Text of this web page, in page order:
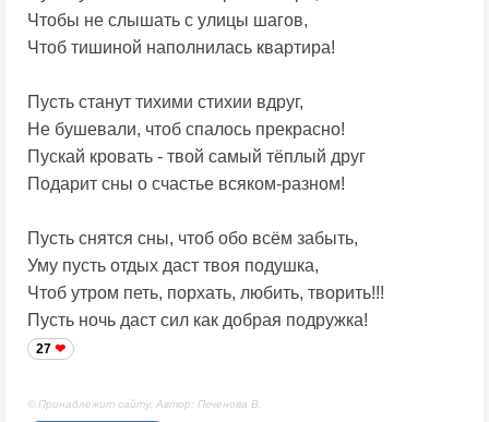
Чтобы не слышать с улицы шагов,
Чтоб тишиной наполнилась квартира!
Пусть станут тихими стихии вдруг,
Не бушевали, чтоб спалось прекрасно!
Пускай кровать - твой самый тёплый друг
Подарит сны о счастье всяком-разном!
Пусть снятся сны, чтоб обо всём забыть,
Уму пусть отдых даст твоя подушка,
Чтоб утром петь, порхать, любить, творить!!!
Пусть ночь даст сил как добрая подружка!
27
© Принадлежит сайту. Автор: Печенова В.